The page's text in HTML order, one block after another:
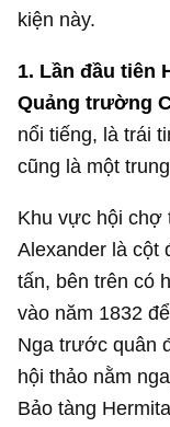
kiện này.
1. Lần đầu tiên
Quảng trường
nổi tiếng, là trái
cũng là một
Khu vực hội chợ
Alexander là cột
tấn, bên trên có
vào năm 1832
Nga trước quân
hội thảo nằm
Bảo tàng